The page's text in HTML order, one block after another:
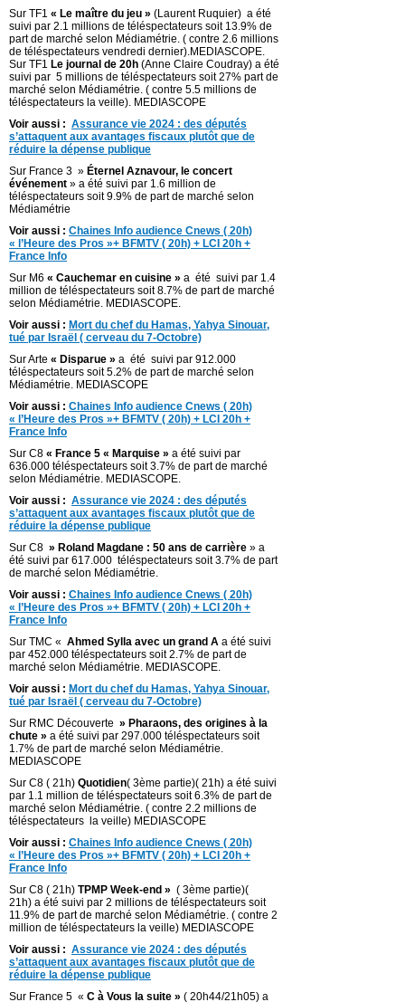
Sur TF1 « Le maître du jeu » (Laurent Ruquier) a été
suivi par 2.1 millions de téléspectateurs soit 13.9% de
part de marché selon Médiamétrie. ( contre 2.6 millions
de téléspectateurs vendredi dernier).MEDIASCOPE.
Sur TF1 Le journal de 20h (Anne Claire Coudray) a été
suivi par 5 millions de téléspectateurs soit 27% part de
marché selon Médiamétrie. ( contre 5.5 millions de
téléspectateurs la veille). MEDIASCOPE
Voir aussi : Assurance vie 2024 : des députés
s’attaquent aux avantages fiscaux plutôt que de
réduire la dépense publique
Sur France 3 » Éternel Aznavour, le concert
événement » a été suivi par 1.6 million de
téléspectateurs soit 9.9% de part de marché selon
Médiamétrie
Voir aussi : Chaines Info audience Cnews ( 20h)
« l’Heure des Pros »+ BFMTV ( 20h) + LCI 20h +
France Info
Sur M6 « Cauchemar en cuisine » a été suivi par 1.4
million de téléspectateurs soit 8.7% de part de marché
selon Médiamétrie. MEDIASCOPE.
Voir aussi : Mort du chef du Hamas, Yahya Sinouar,
tué par Israël ( cerveau du 7-Octobre)
Sur Arte « Disparue » a été suivi par 912.000
téléspectateurs soit 5.2% de part de marché selon
Médiamétrie. MEDIASCOPE
Voir aussi : Chaines Info audience Cnews ( 20h)
« l’Heure des Pros »+ BFMTV ( 20h) + LCI 20h +
France Info
Sur C8 « France 5 « Marquise » a été suivi par
636.000 téléspectateurs soit 3.7% de part de marché
selon Médiamétrie. MEDIASCOPE.
Voir aussi : Assurance vie 2024 : des députés
s’attaquent aux avantages fiscaux plutôt que de
réduire la dépense publique
Sur C8 » Roland Magdane : 50 ans de carrière » a
été suivi par 617.000 téléspectateurs soit 3.7% de part
de marché selon Médiamétrie.
Voir aussi : Chaines Info audience Cnews ( 20h)
« l’Heure des Pros »+ BFMTV ( 20h) + LCI 20h +
France Info
Sur TMC « Ahmed Sylla avec un grand A a été suivi
par 452.000 téléspectateurs soit 2.7% de part de
marché selon Médiamétrie. MEDIASCOPE.
Voir aussi : Mort du chef du Hamas, Yahya Sinouar,
tué par Israël ( cerveau du 7-Octobre)
Sur RMC Découverte » Pharaons, des origines à la
chute » a été suivi par 297.000 téléspectateurs soit
1.7% de part de marché selon Médiamétrie.
MEDIASCOPE
Sur C8 ( 21h) Quotidien( 3ème partie)( 21h) a été suivi
par 1.1 million de téléspectateurs soit 6.3% de part de
marché selon Médiamétrie. ( contre 2.2 millions de
téléspectateurs la veille) MEDIASCOPE
Voir aussi : Chaines Info audience Cnews ( 20h)
« l’Heure des Pros »+ BFMTV ( 20h) + LCI 20h +
France Info
Sur C8 ( 21h) TPMP Week-end » ( 3ème partie)(
21h) a été suivi par 2 millions de téléspectateurs soit
11.9% de part de marché selon Médiamétrie. ( contre 2
million de téléspectateurs la veille) MEDIASCOPE
Voir aussi : Assurance vie 2024 : des députés
s’attaquent aux avantages fiscaux plutôt que de
réduire la dépense publique
Sur France 5 « C à Vous la suite » ( 20h44/21h05) a